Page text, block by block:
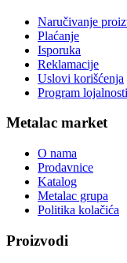
Naručivanje
Plaćanje
Isporuka
Reklamacije
Uslovi korišćenja
Program lojalnosti
Metalac market
O nama
Prodavnice
Katalog
Metalac grupa
Politika kolačića
Proizvodi